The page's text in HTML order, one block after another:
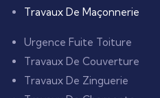
Travaux De Maçonnerie
Urgence Fuite Toiture
Travaux De Couverture
Travaux De Zinguerie